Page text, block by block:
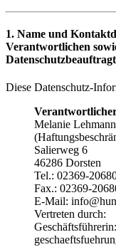
1. Name und
Verantwortlichen
Diese Datenschutz-
Melanie
Salierweg 6
46286 Dorsten
Tel.: 02369-
Fax.: 02369-
E-Mail:
Vertreten durch: